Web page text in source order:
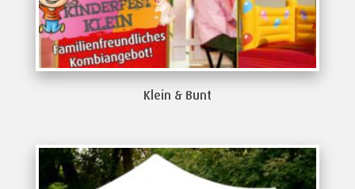
Klein & Bunt